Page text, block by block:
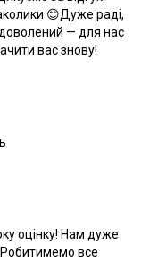
😊Дуже раді,
— для нас
вас знову!
оцінку! Нам дуже
все